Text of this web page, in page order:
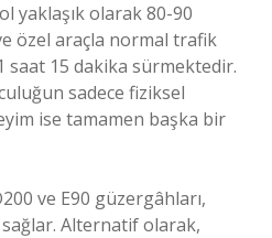
yaklaşık olarak 80-90
özel araçla normal trafik
saat 15 dakika sürmektedir.
sadece fiziksel
ise tamamen başka bir
ve E90 güzergâhları,
sağlar. Alternatif olarak,